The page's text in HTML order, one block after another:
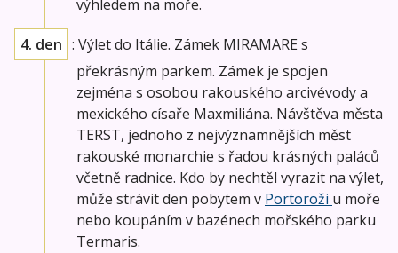
výhledem na moře.
4. den : Výlet do Itálie. Zámek MIRAMARE s
překrásným parkem. Zámek je spojen
zejména s osobou rakouského arcivévody a
mexického císaře Maxmiliána. Návštěva města
TERST, jednoho z nejvýznamnějších měst
rakouské monarchie s řadou krásných paláců
včetně radnice. Kdo by nechtěl vyrazit na výlet,
může strávit den pobytem v Portoroži u moře
nebo koupáním v bazénech mořského parku
Termaris.